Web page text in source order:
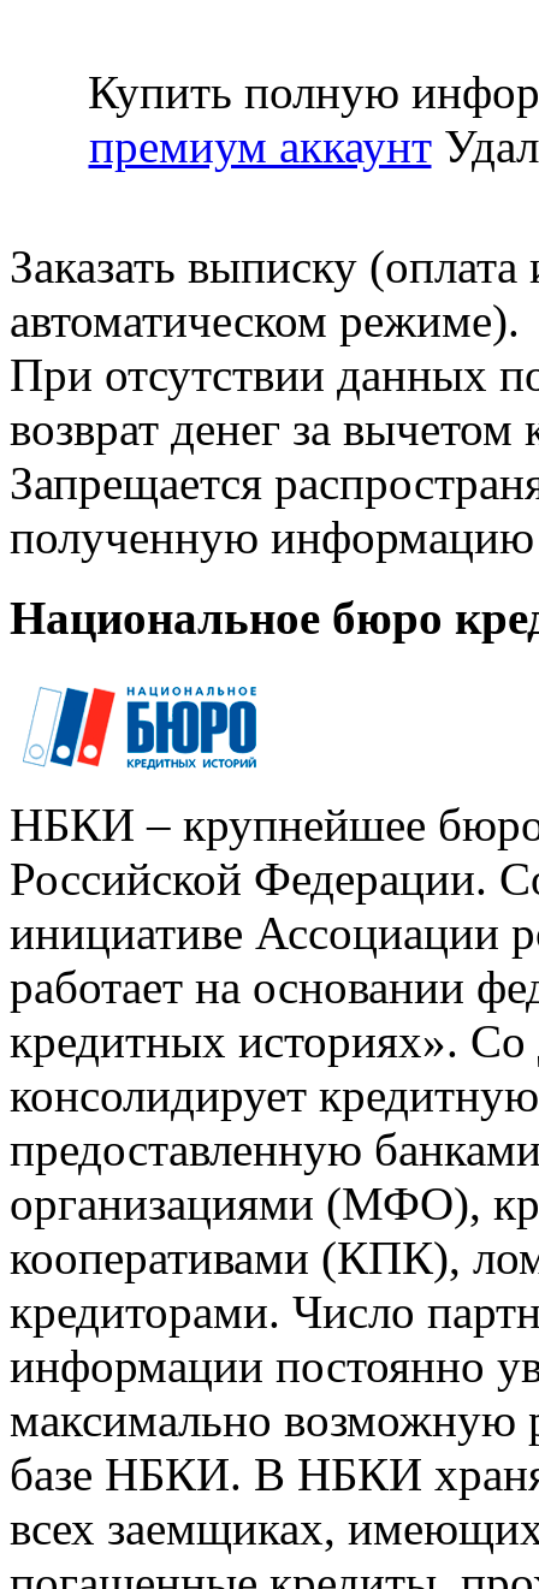
Купить полную
премиум аккаунт
Заказать выписку
автоматическом режиме).
При отсутствии данных
возврат денег за
Запрещается
полученную информацию
Национальное бюро
НБКИ – крупнейшее
Российской Федерации.
инициативе Ассоциации
работает на основании
кредитных историях».
консолидирует
предоставленную
организациями (МФО),
кооперативами (КПК),
кредиторами. Число
информации постоянно
максимально возможную
базе НБКИ. В НБКИ
всех заемщиках,